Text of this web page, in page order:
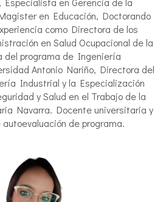
en Educación, Doctorando
como Directora de los
en Salud Ocupacional de la
del programa de Ingeniería
Antonio Nariño, Directora del
Industrial y la Especialización
y Salud en el Trabajo de la
Navarra. Docente universitaria y
de programa.